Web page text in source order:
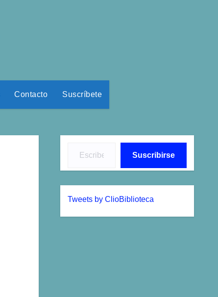
Contacto Suscríbete
Suscribirse
Tweets by ClioBiblioteca